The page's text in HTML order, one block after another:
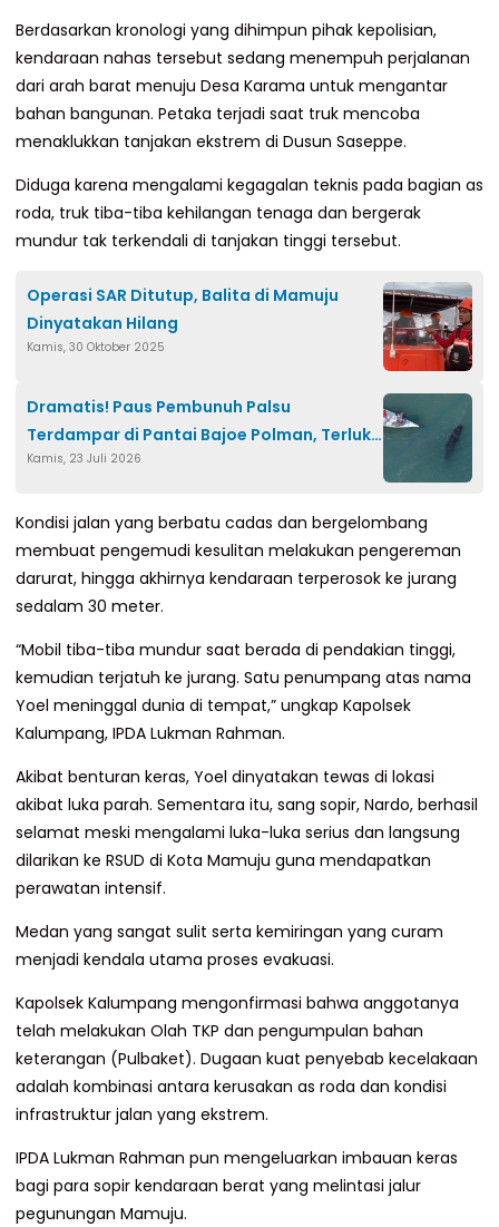
Berdasarkan kronologi yang dihimpun pihak kepolisian,
kendaraan nahas tersebut sedang menempuh perjalanan
dari arah barat menuju Desa Karama untuk mengantar
bahan bangunan. Petaka terjadi saat truk mencoba
menaklukkan tanjakan ekstrem di Dusun Saseppe.
Diduga karena mengalami kegagalan teknis pada bagian as
roda, truk tiba-tiba kehilangan tenaga dan bergerak
mundur tak terkendali di tanjakan tinggi tersebut.
Operasi SAR Ditutup, Balita di Mamuju
Dinyatakan Hilang
Kamis, 30 Oktober 2025
Dramatis! Paus Pembunuh Palsu
Terdampar di Pantai Bajoe Polman, Terluka
dan Sempat Kembali ke Darat
Kamis, 23 Juli 2026
Kondisi jalan yang berbatu cadas dan bergelombang
membuat pengemudi kesulitan melakukan pengereman
darurat, hingga akhirnya kendaraan terperosok ke jurang
sedalam 30 meter.
“Mobil tiba-tiba mundur saat berada di pendakian tinggi,
kemudian terjatuh ke jurang. Satu penumpang atas nama
Yoel meninggal dunia di tempat,” ungkap Kapolsek
Kalumpang, IPDA Lukman Rahman.
Akibat benturan keras, Yoel dinyatakan tewas di lokasi
akibat luka parah. Sementara itu, sang sopir, Nardo, berhasil
selamat meski mengalami luka-luka serius dan langsung
dilarikan ke RSUD di Kota Mamuju guna mendapatkan
perawatan intensif.
Medan yang sangat sulit serta kemiringan yang curam
menjadi kendala utama proses evakuasi.
Kapolsek Kalumpang mengonfirmasi bahwa anggotanya
telah melakukan Olah TKP dan pengumpulan bahan
keterangan (Pulbaket). Dugaan kuat penyebab kecelakaan
adalah kombinasi antara kerusakan as roda dan kondisi
infrastruktur jalan yang ekstrem.
IPDA Lukman Rahman pun mengeluarkan imbauan keras
bagi para sopir kendaraan berat yang melintasi jalur
pegunungan Mamuju.